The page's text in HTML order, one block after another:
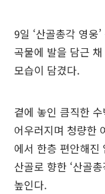
9일 ‘산골총각 영웅
곡물에 발을 담근
모습이 담겼다.
곁에 놓인 큼직한
어우러지며 청량한
에서 한층 편안해진
산골로 향한 ‘산골
높인다.